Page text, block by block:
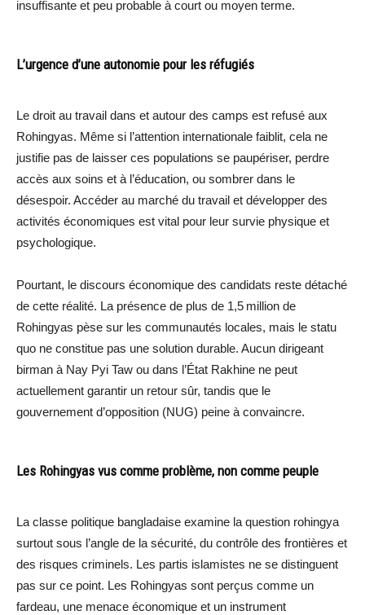
insuffisante et peu probable à court ou moyen terme.
L’urgence d’une autonomie pour les réfugiés
Le droit au travail dans et autour des camps est refusé aux
Rohingyas. Même si l’attention internationale faiblit, cela ne
justifie pas de laisser ces populations se paupériser, perdre
accès aux soins et à l’éducation, ou sombrer dans le
désespoir. Accéder au marché du travail et développer des
activités économiques est vital pour leur survie physique et
psychologique.
Pourtant, le discours économique des candidats reste détaché
de cette réalité. La présence de plus de 1,5 million de
Rohingyas pèse sur les communautés locales, mais le statu
quo ne constitue pas une solution durable. Aucun dirigeant
birman à Nay Pyi Taw ou dans l’État Rakhine ne peut
actuellement garantir un retour sûr, tandis que le
gouvernement d’opposition (NUG) peine à convaincre.
Les Rohingyas vus comme problème, non comme peuple
La classe politique bangladaise examine la question rohingya
surtout sous l’angle de la sécurité, du contrôle des frontières et
des risques criminels. Les partis islamistes ne se distinguent
pas sur ce point. Les Rohingyas sont perçus comme un
fardeau, une menace économique et un instrument